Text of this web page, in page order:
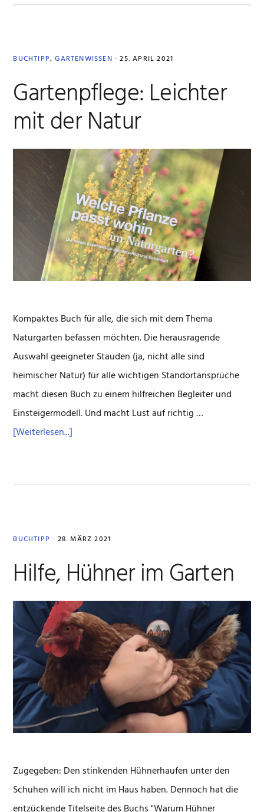
die
BUCHTIPP,GARTENWISSEN · 25. APRIL 2021
Gartenpflege: Leichter
mit der Natur
Kompaktes Buch für alle, die sich mit dem Thema
Naturgarten befassen möchten. Die herausragende
Auswahl geeigneter Stauden (ja, nicht alle sind
heimischer Natur) für alle wichtigen Standortansprüche
macht diesen Buch zu einem hilfreichen Begleiter und
Einsteigermodell. Und macht Lust auf richtig …
[Weiterlesen...]
der
BUCHTIPP · 28. MÄRZ 2021
Hilfe, Hühner im Garten
Zugegeben: Den stinkenden Hühnerhaufen unter den
Schuhen will ich nicht im Haus haben. Dennoch hat die